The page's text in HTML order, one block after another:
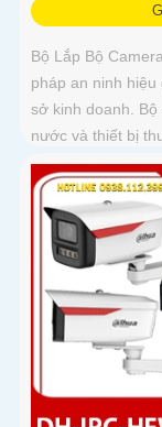
Bộ Lắp Bộ
pháp an ninh
sở kinh doanh.
nước và thiết bị